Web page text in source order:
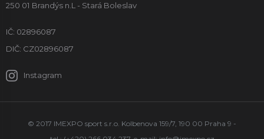
250 01 Brandýs n.L - Stará Boleslav
IČ: 02896087
DIČ: CZ02896087
Instagram
© 2017 IMEXPO sport s.r.o. Kolbenova 159/7, 190 00 Praha 9 -